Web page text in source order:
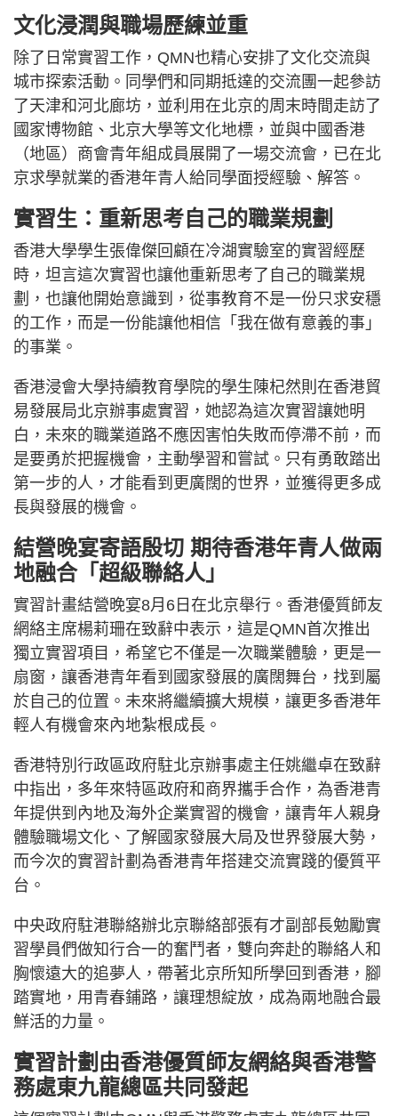
文化浸潤與職場歷練並重
除了日常實習工作，QMN也精心安排了文化交流與
城市探索活動。同學們和同期抵達的交流團一起參訪
了天津和河北廊坊，並利用在北京的周末時間走訪了
國家博物館、北京大學等文化地標，並與中國香港
（地區）商會青年組成員展開了一場交流會，已在北
京求學就業的香港年青人給同學面授經驗、解答。
實習生：重新思考自己的職業規劃
香港大學學生張偉傑回顧在冷湖實驗室的實習經歷
時，坦言這次實習也讓他重新思考了自己的職業規
劃，也讓他開始意識到，從事教育不是一份只求安穩
的工作，而是一份能讓他相信「我在做有意義的事」
的事業。
香港浸會大學持續教育學院的學生陳杞然則在香港貿
易發展局北京辦事處實習，她認為這次實習讓她明
白，未來的職業道路不應因害怕失敗而停滯不前，而
是要勇於把握機會，主動學習和嘗試。只有勇敢踏出
第一步的人，才能看到更廣闊的世界，並獲得更多成
長與發展的機會。
結營晚宴寄語殷切 期待香港年青人做兩
地融合「超級聯絡人」
實習計畫結營晚宴8月6日在北京舉行。香港優質師友
網絡主席楊莉珊在致辭中表示，這是QMN首次推出
獨立實習項目，希望它不僅是一次職業體驗，更是一
扇窗，讓香港青年看到國家發展的廣闊舞台，找到屬
於自己的位置。未來將繼續擴大規模，讓更多香港年
輕人有機會來內地紮根成長。
香港特別行政區政府駐北京辦事處主任姚繼卓在致辭
中指出，多年來特區政府和商界攜手合作，為香港青
年提供到內地及海外企業實習的機會，讓青年人親身
體驗職場文化、了解國家發展大局及世界發展大勢，
而今次的實習計劃為香港青年搭建交流實踐的優質平
台。
中央政府駐港聯絡辦北京聯絡部張有才副部長勉勵實
習學員們做知行合一的奮鬥者，雙向奔赴的聯絡人和
胸懷遠大的追夢人，帶著北京所知所學回到香港，腳
踏實地，用青春鋪路，讓理想綻放，成為兩地融合最
鮮活的力量。
實習計劃由香港優質師友網絡與香港警
務處東九龍總區共同發起